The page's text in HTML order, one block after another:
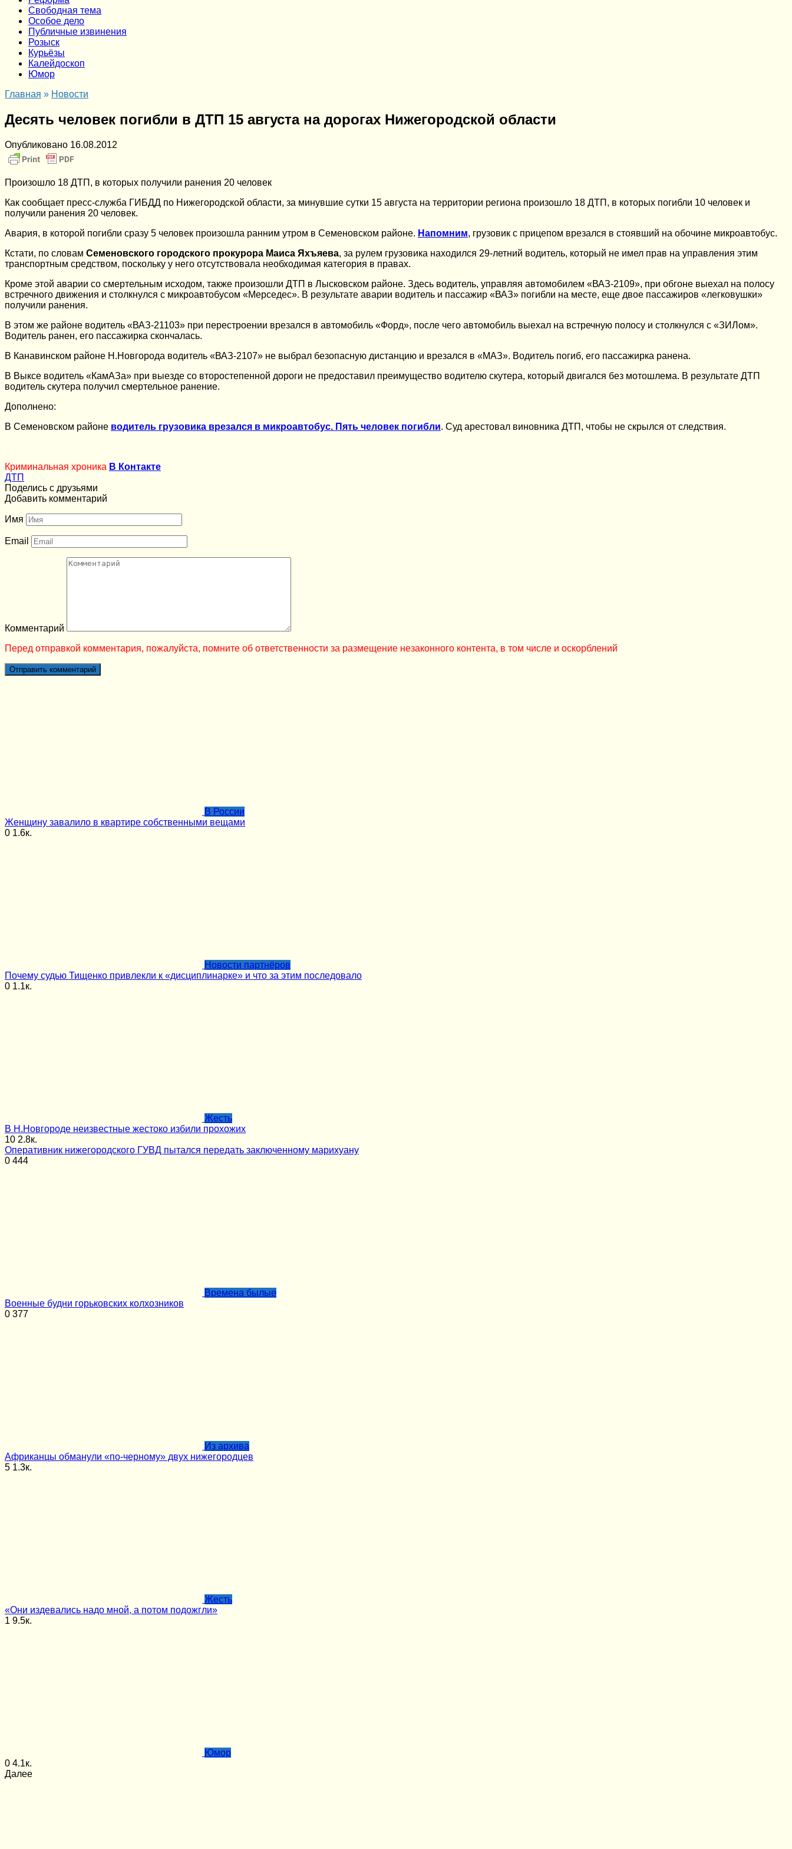
Cвободная тема
Особое дело
Публичные извинения
Розыск
Курьёзы
Калейдоскоп
Юмор
Главная » Новости
Десять человек погибли в ДТП 15 августа на дорогах Нижегородской области
Опубликовано 16.08.2012
Произошло 18 ДТП, в которых получили ранения 20 человек
Как сообщает пресс-служба ГИБДД по Нижегородской области, за минувшие сутки 15 августа на территории региона произошло 18 ДТП, в которых погибли 10 человек и
получили ранения 20 человек.
Авария, в которой погибли сразу 5 человек произошла ранним утром в Семеновском районе. Напомним, грузовик с прицепом врезался в стоявший на обочине микроавтобус.
Кстати, по словам Семеновского городского прокурора Маиса Яхъяева, за рулем грузовика находился 29-летний водитель, который не имел прав на управления этим
транспортным средством, поскольку у него отсутствовала необходимая категория в правах.
Кроме этой аварии со смертельным исходом, также произошли ДТП в Лысковском районе. Здесь водитель, управляя автомобилем «ВАЗ-2109», при обгоне выехал на полосу
встречного движения и столкнулся с микроавтобусом «Мерседес». В результате аварии водитель и пассажир «ВАЗ» погибли на месте, еще двое пассажиров «легковушки»
получили ранения.
В этом же районе водитель «ВАЗ-21103» при перестроении врезался в автомобиль «Форд», после чего автомобиль выехал на встречную полосу и столкнулся с «ЗИЛом».
Водитель ранен, его пассажирка скончалась.
В Канавинском районе Н.Новгорода водитель «ВАЗ-2107» не выбрал безопасную дистанцию и врезался в «МАЗ». Водитель погиб, его пассажирка ранена.
В Выксе водитель «КамАЗа» при выезде со второстепенной дороги не предоставил преимущество водителю скутера, который двигался без мотошлема. В результате ДТП
водитель скутера получил смертельное ранение.
Дополнено:
В Семеновском районе водитель грузовика врезался в микроавтобус. Пять человек погибли. Суд арестовал виновника ДТП, чтобы не скрылся от следствия.
Криминальная хроника В Контакте
ДТП
Поделись с друзьями
Добавить комментарий
Имя
Email
Комментарий
Перед отправкой комментария, пожалуйста, помните об ответственности за размещение незаконного контента, в том числе и оскорблений
В России
Женщину завалило в квартире собственными вещами
0 1.6к.
Новости партнёров
Почему судью Тищенко привлекли к «дисциплинарке» и что за этим последовало
0 1.1к.
Жесть
В Н.Новгороде неизвестные жестоко избили прохожих
10 2.8к.
Оперативник нижегородского ГУВД пытался передать заключенному марихуану
0 444
Времена былые
Военные будни горьковских колхозников
0 377
Из архива
Африканцы обманули «по-черному» двух нижегородцев
5 1.3к.
Жесть
«Они издевались надо мной, а потом подожгли»
1 9.5к.
Юмор
0 4.1к.
Далее